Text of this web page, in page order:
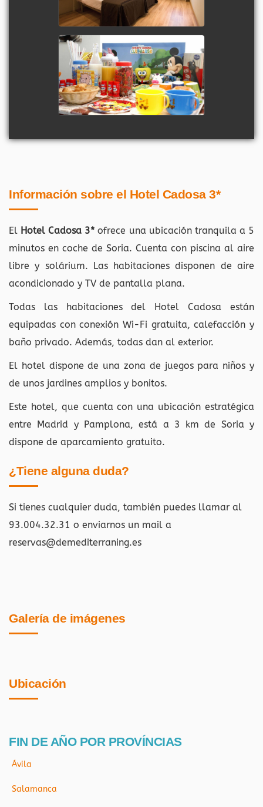
Información sobre el Hotel Cadosa 3*
El Hotel Cadosa 3* ofrece una ubicación tranquila a 5
minutos en coche de Soria. Cuenta con piscina al aire
libre y solárium. Las habitaciones disponen de aire
acondicionado y TV de pantalla plana.
Todas las habitaciones del Hotel Cadosa están
equipadas con conexión Wi-Fi gratuita, calefacción y
baño privado. Además, todas dan al exterior.
El hotel dispone de una zona de juegos para niños y
de unos jardines amplios y bonitos.
Este hotel, que cuenta con una ubicación estratégica
entre Madrid y Pamplona, está a 3 km de Soria y
dispone de aparcamiento gratuito.
¿Tiene alguna duda?
Si tienes cualquier duda, también puedes llamar al
93.004.32.31 o enviarnos un mail a
reservas@demediterraning.es
Galería de imágenes
Ubicación
FIN DE AÑO POR PROVÍNCIAS
Ávila
Salamanca